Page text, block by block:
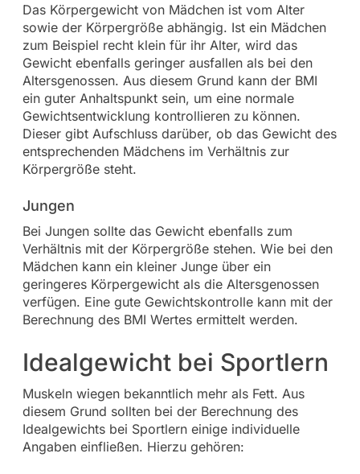
Das Körpergewicht von Mädchen ist vom Alter
sowie der Körpergröße abhängig. Ist ein Mädchen
zum Beispiel recht klein für ihr Alter, wird das
Gewicht ebenfalls geringer ausfallen als bei den
Altersgenossen. Aus diesem Grund kann der BMI
ein guter Anhaltspunkt sein, um eine normale
Gewichtsentwicklung kontrollieren zu können.
Dieser gibt Aufschluss darüber, ob das Gewicht des
entsprechenden Mädchens im Verhältnis zur
Körpergröße steht.
Jungen
Bei Jungen sollte das Gewicht ebenfalls zum
Verhältnis mit der Körpergröße stehen. Wie bei den
Mädchen kann ein kleiner Junge über ein
geringeres Körpergewicht als die Altersgenossen
verfügen. Eine gute Gewichtskontrolle kann mit der
Berechnung des BMI Wertes ermittelt werden.
Idealgewicht bei Sportlern
Muskeln wiegen bekanntlich mehr als Fett. Aus
diesem Grund sollten bei der Berechnung des
Idealgewichts bei Sportlern einige individuelle
Angaben einfließen. Hierzu gehören: